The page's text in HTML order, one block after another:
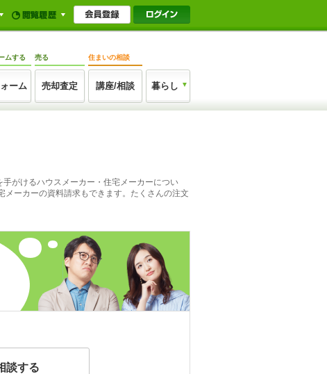
ムする
ーム
売る
売却査定
住まいの相談
講座/相談 暮らし
がけるハウスメーカー・住宅メーカーについ
ーカーの資料請求もできます。たくさんの注文
談する